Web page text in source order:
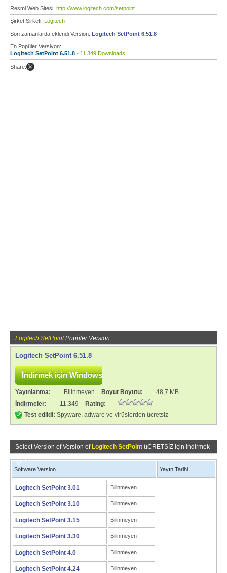
Resmi Web Sitesi: http://www.logitech.com/setpoint
Şirket Şirketi: Logitech
Son zamanlarda eklendi Version: Logitech SetPoint 6.51.8
En Popüler Versiyon:
Logitech SetPoint 6.51.8 - 11.349 Downloads
Share:
Logitech SetPointPopüler Version
Logitech SetPoint 6.51.8
Yayınlanma: Bilinmeyen Boyut Boyutu:
48,7 MB
İndirmeler:
11.349
Rating:
Test edildi: Spyware, adware ve virüslerden ücretsiz
Select Version of Version of Logitech SetPoint üCRETSİZ için indirmek
için!
Software Version Yayın Tarihi
Logitech SetPoint 3.01 Bilinmeyen
Logitech SetPoint 3.10 Bilinmeyen
Logitech SetPoint 3.15 Bilinmeyen
Logitech SetPoint 3.30 Bilinmeyen
Logitech SetPoint 4.0 Bilinmeyen
Logitech SetPoint 4.24 Bilinmeyen